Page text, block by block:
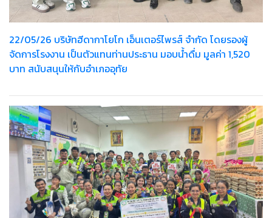
22/05/26 บริษัทฮีดากาโยโก เอ็นเตอร์ไพรส์ จำกัด โดยรองผู้
จัดการโรงงาน เป็นตัวแทนท่านประธาน มอบน้ำดื่ม มูลค่า 1,520
บาท สนับสนุนให้กับอำเภออุทัย